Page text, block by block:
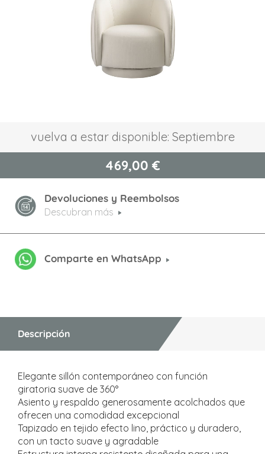
vuelva a estar disponible: Septiembre
469,00 €
Devoluciones y Reembolsos
Descubran más
Comparte en WhatsApp
comienzo
imágenes
Descripción
Elegante sillón contemporáneo con función
giratoria suave de 360°
Asiento y respaldo generosamente acolchados que
ofrecen una comodidad excepcional
Tapizado en tejido efecto lino, práctico y duradero,
con un tacto suave y agradable